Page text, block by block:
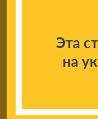
вашего
чувства,
деликатно.
Эта
на